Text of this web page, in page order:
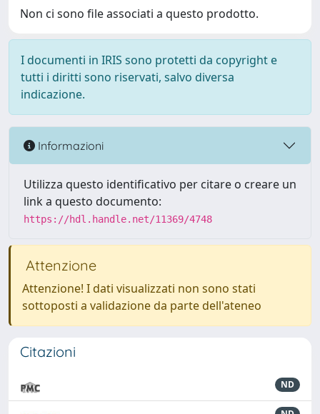
Non ci sono file associati a questo prodotto.
I documenti in IRIS sono protetti da copyright e
tutti i diritti sono riservati, salvo diversa
indicazione.
Informazioni
Utilizza questo identificativo per citare o creare un
link a questo documento:
https://hdl.handle.net/11369/4748
Attenzione
Attenzione! I dati visualizzati non sono stati
sottoposti a validazione da parte dell'ateneo
Citazioni
ND